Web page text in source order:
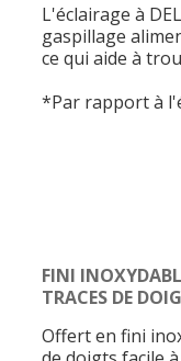
L'éclairage à
gaspillage
ce qui aide à
*Par rapport à
FINI
TRACES DE
Offert en fini